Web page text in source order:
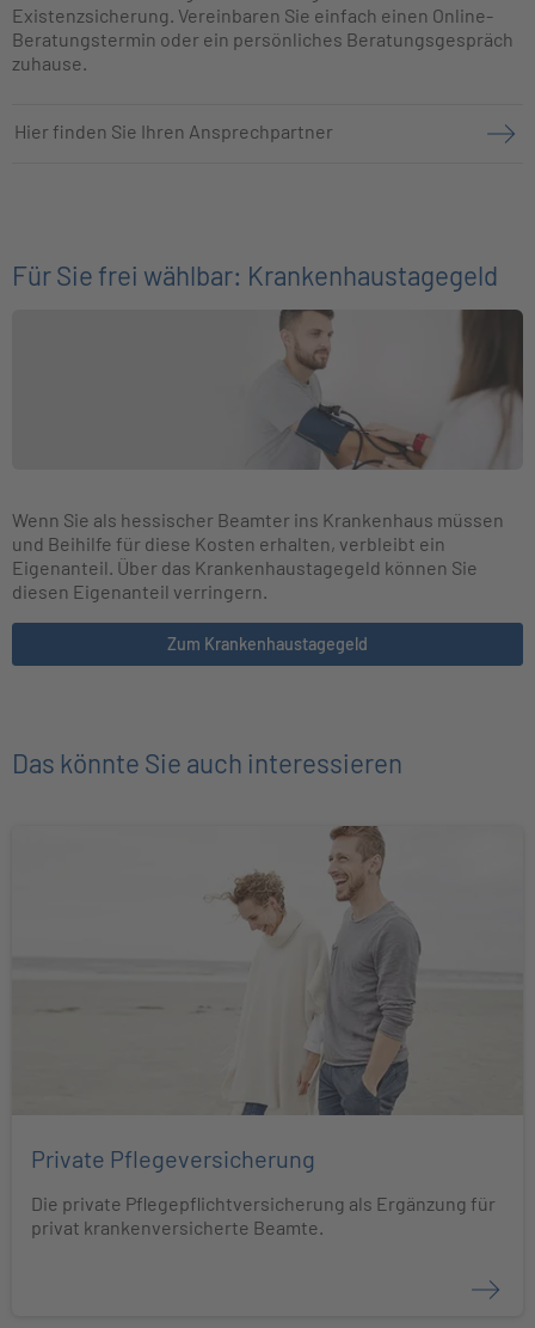
Existenzsicherung. Vereinbaren Sie einfach einen Online-
Beratungstermin oder ein persönliches Beratungsgespräch
zuhause.
Hier finden Sie Ihren Ansprechpartner
Für Sie frei wählbar: Krankenhaustagegeld
Wenn Sie als hessischer Beamter ins Krankenhaus müssen
und Beihilfe für diese Kosten erhalten, verbleibt ein
Eigenanteil. Über das Krankenhaustagegeld können Sie
diesen Eigenanteil verringern.
Zum Krankenhaustagegeld
Das könnte Sie auch interessieren
Private Pflegeversicherung
Die private Pflegepflichtversicherung als Ergänzung für
privat krankenversicherte Beamte.